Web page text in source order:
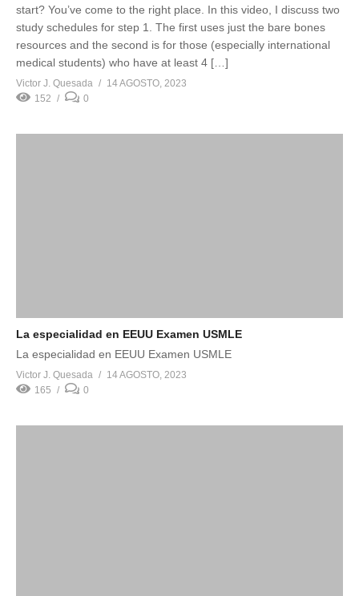
start? You’ve come to the right place. In this video, I discuss two
study schedules for step 1. The first uses just the bare bones
resources and the second is for those (especially international
medical students) who have at least 4 […]
Victor J. Quesada
14 AGOSTO, 2023
152
0
La especialidad en EEUU Examen USMLE
La especialidad en EEUU Examen USMLE
Victor J. Quesada
14 AGOSTO, 2023
165
0